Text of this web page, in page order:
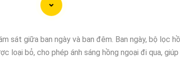
minh như cảnh báo chuyển động, cảm biến
để lắp đặt camera wifi trọn bộ. Nếu cần thêm
sát giữa ban ngày và ban đêm. Ban ngày, bộ lọc
loại bỏ, cho phép ánh sáng hồng ngoại đi qua,